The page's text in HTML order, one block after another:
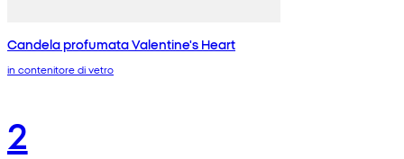
Candela profumata Valentine's Heart
in contenitore di vetro
2